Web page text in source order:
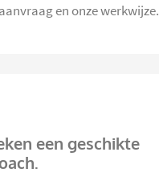
en onze werkwijze.
een geschikte